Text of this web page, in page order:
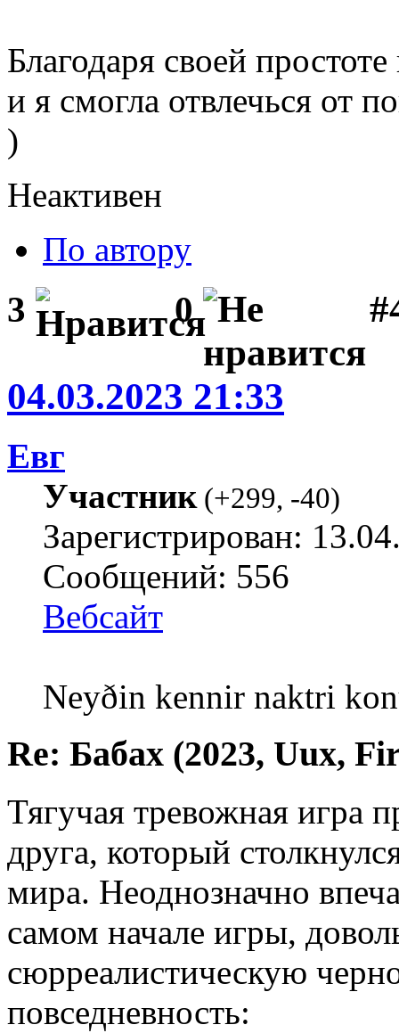
Благодаря своей простоте
и я смогла отвлечься от
)
Неактивен
По автору
3 0
04.03.2023 21:33
Евг
Участник(+299, -40)
Зарегистрирован:
Сообщений: 556
Вебсайт
Neyðin kennir naktri
Re: Бабах (2023, Uux,
Тягучая тревожная игра
друга, который
мира. Неоднозначно
самом начале игры,
сюрреалистическую
повседневность: